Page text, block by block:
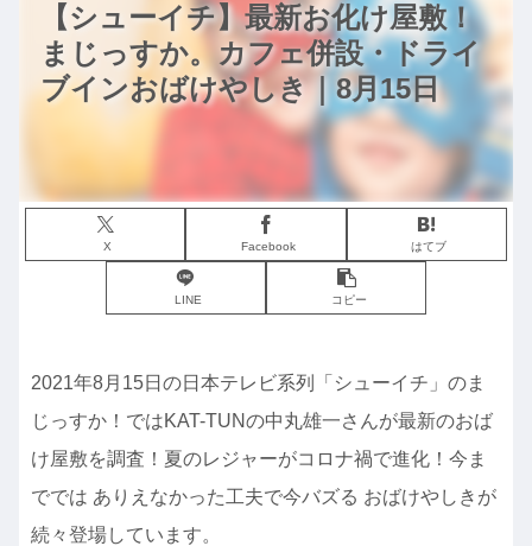
【シューイチ】最新お化け屋敷！
まじっすか。カフェ併設・ドライ
ブインおばけやしき｜8月15日
X Facebook はてブ
LINE コピー
2021年8月15日の日本テレビ系列「シューイチ」のま
じっすか！ではKAT-TUNの中丸雄一さんが最新のおば
け屋敷を調査！夏のレジャーがコロナ禍で進化！今ま
ででは ありえなかった工夫で今バズる おばけやしきが
続々登場しています。